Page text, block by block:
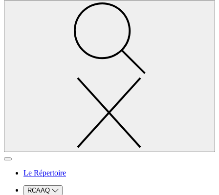
Le Répertoire
RCAAQ